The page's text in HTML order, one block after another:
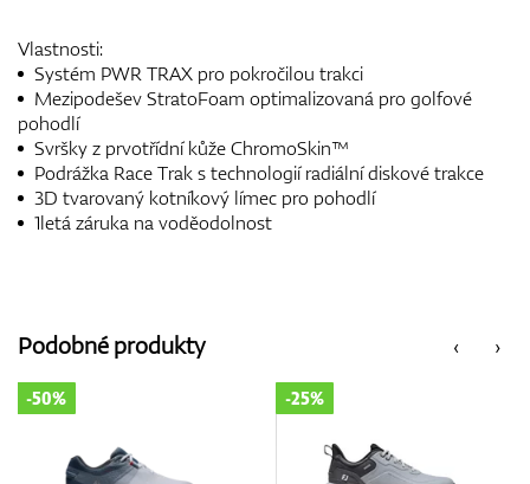
Vlastnosti:
Systém PWR TRAX pro pokročilou trakci
Mezipodešev StratoFoam optimalizovaná pro golfové
pohodlí
Svršky z prvotřídní kůže ChromoSkin™
Podrážka Race Trak s technologií radiální diskové trakce
3D tvarovaný kotníkový límec pro pohodlí
1letá záruka na voděodolnost
‹
Podobné produkty ›